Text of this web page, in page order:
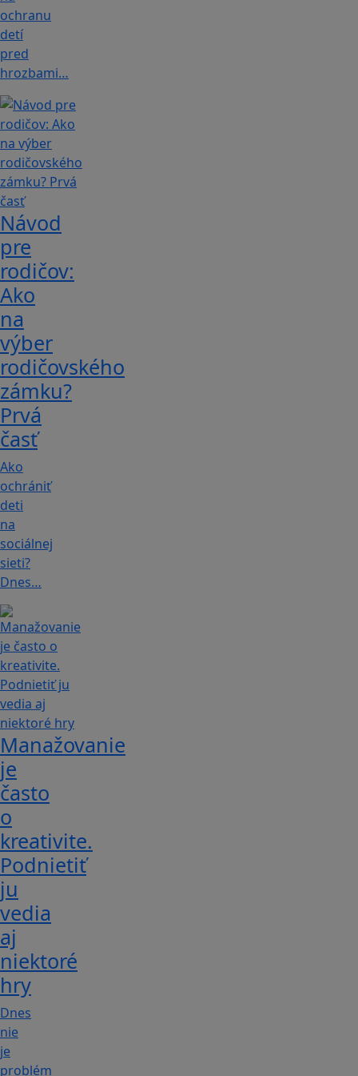
ochranu
detí
pred
hrozbami…
Návod
pre
rodičov:
Ako
na
výber
rodičovského
zámku?
Prvá
časť
Ako
ochrániť
deti
na
sociálnej
sieti?
Dnes…
Manažovanie
je
často
o
kreativite.
Podnietiť
ju
vedia
aj
niektoré
hry
Dnes
nie
je
problém